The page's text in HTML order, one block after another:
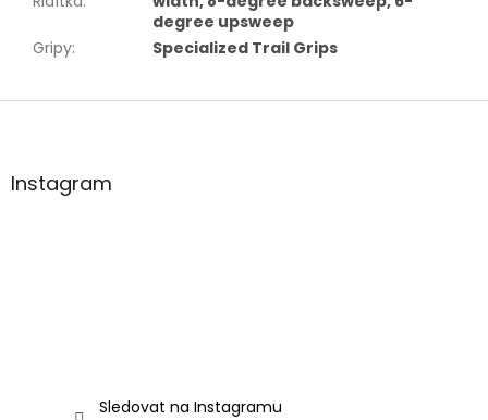
degree upsweep
Gripy: Specialized Trail Grips
Z
aInstagram
Sledovat na Instagramu